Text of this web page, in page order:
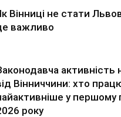
Вінниці не стати
важливо
активність
Вінниччини: хто
у першому
року